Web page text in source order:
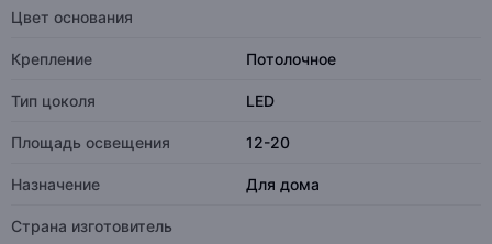
Цвет основания
Крепление Потолочное
Тип цоколя LED
Площадь освещения 12-20
Назначение Для дома
Страна изготовитель